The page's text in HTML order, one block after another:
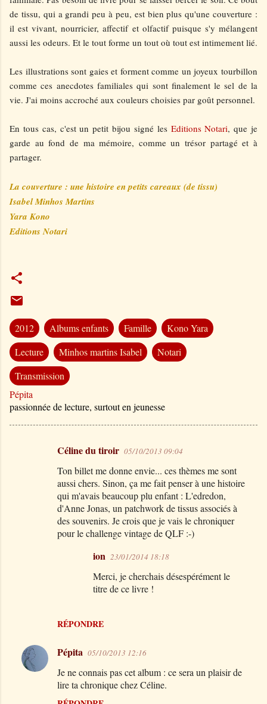
de tissu, qui a grandi peu à peu, est bien plus qu'une couverture :
il est vivant, nourricier, affectif et olfactif puisque s'y mélangent
aussi les odeurs. Et le tout forme un tout où tout est intimement lié.
Les illustrations sont gaies et forment comme un joyeux tourbillon
comme ces anecdotes familiales qui sont finalement le sel de la
vie. J'ai moins accroché aux couleurs choisies par goût personnel.
En tous cas, c'est un petit bijou signé les Editions Notari, que je
garde au fond de ma mémoire, comme un trésor partagé et à
partager.
La couverture : une histoire en petits careaux (de tissu)
Isabel Minhos Martins
Yara Kono
Editions Notari
2012 Albums enfants Famille
Kono Yara
Lecture
Minhos martins Isabel
Notari
Transmission
Pépita
passionnée de lecture, surtout en jeunesse
Céline du tiroir 05/10/2013 09:04
Ton billet me donne envie... ces thèmes me sont
aussi chers. Sinon, ça me fait penser à une histoire
qui m'avais beaucoup plu enfant : L'edredon,
d'Anne Jonas, un patchwork de tissus associés à
des souvenirs. Je crois que je vais le chroniquer
pour le challenge vintage de QLF :-)
RÉPONDRE
ion 23/01/2014 18:18
Merci, je cherchais désespérément le
titre de ce livre !
Pépita 05/10/2013 12:16
Je ne connais pas cet album : ce sera un plaisir de
lire ta chronique chez Céline.